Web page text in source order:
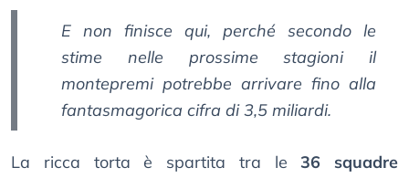
E non finisce qui, perché secondo le
stime nelle prossime stagioni il
montepremi potrebbe arrivare fino alla
fantasmagorica cifra di 3,5 miliardi.
La ricca torta è spartita tra le36 squadre